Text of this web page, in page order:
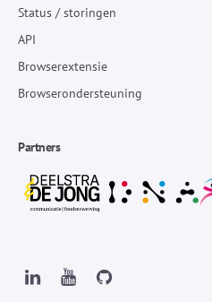
Status / storingen
API
Browserextensie
Browserondersteuning
Partners